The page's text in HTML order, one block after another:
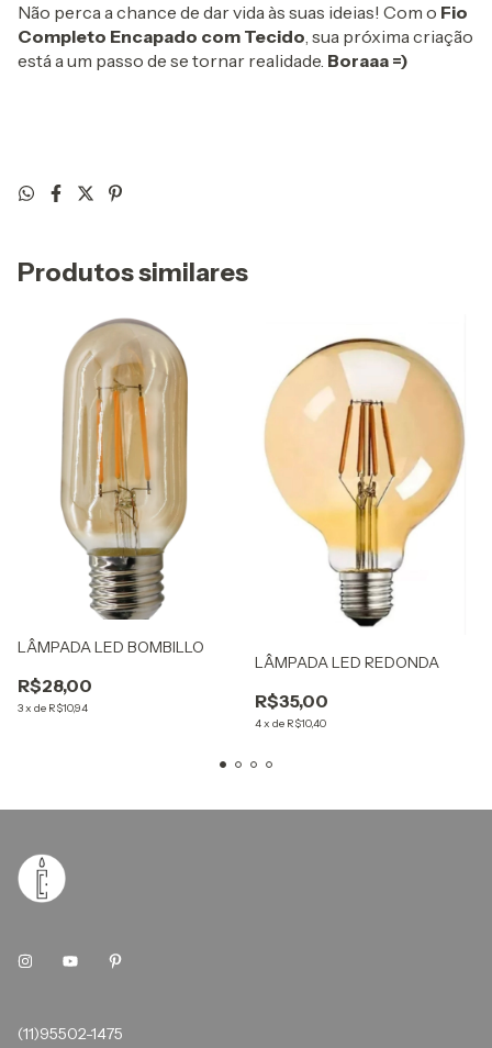
Não perca a chance de dar vida às suas ideias! Com o Fio
Completo Encapado com Tecido, sua próxima criação
está a um passo de se tornar realidade. Boraaa =)
Produtos similares
LÂMPADA LED BOMBILLO
R$28,00
3x de R$10,94
LÂMPADA LED REDONDA
R$35,00
4x de R$10,40
(11)95502-1475